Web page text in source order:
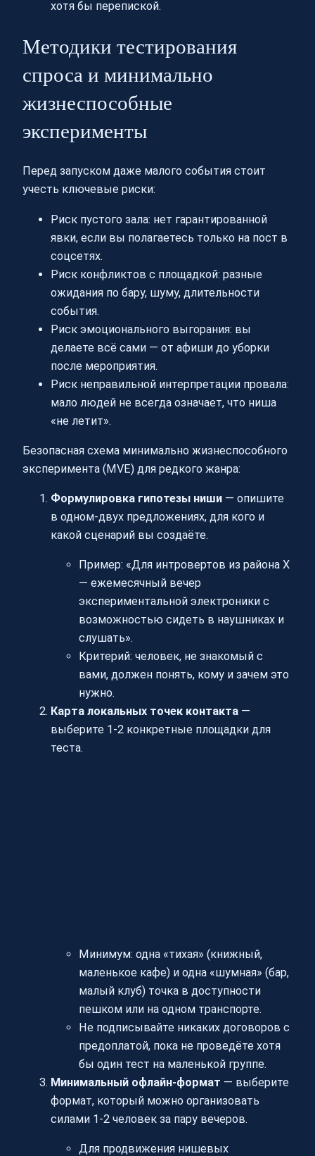
хотя бы перепиской.
Методики тестирования
спроса и минимально
жизнеспособные
эксперименты
Перед запуском даже малого события стоит
учесть ключевые риски:
Риск пустого зала: нет гарантированной
явки, если вы полагаетесь только на пост в
соцсетях.
Риск конфликтов с площадкой: разные
ожидания по бару, шуму, длительности
события.
Риск эмоционального выгорания: вы
делаете всё сами — от афиши до уборки
после мероприятия.
Риск неправильной интерпретации провала:
мало людей не всегда означает, что ниша
«не летит».
Безопасная схема минимально жизнеспособного
эксперимента (MVE) для редкого жанра:
Формулировка гипотезы ниши — опишите
в одном-двух предложениях, для кого и
какой сценарий вы создаёте.
Пример: «Для интровертов из района X
— ежемесячный вечер
экспериментальной электроники с
возможностью сидеть в наушниках и
слушать».
Критерий: человек, не знакомый с
вами, должен понять, кому и зачем это
нужно.
Карта локальных точек контакта —
выберите 1-2 конкретные площадки для
теста.
Минимум: одна «тихая» (книжный,
маленькое кафе) и одна «шумная» (бар,
малый клуб) точка в доступности
пешком или на одном транспорте.
Не подписывайте никаких договоров с
предоплатой, пока не проведёте хотя
бы один тест на маленькой группе.
Минимальный офлайн-формат — выберите
формат, который можно организовать
силами 1-2 человек за пару вечеров.
Для продвижения нишевых